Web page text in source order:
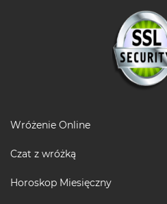
Wróżenie Online
Czat z wróżką
Horoskop Miesięczny